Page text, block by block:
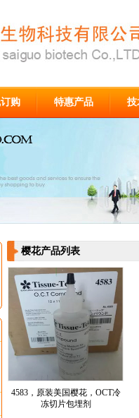
购 特惠产品 技
樱花产品列表
4583，原装美国樱花，OCT冷
冻切片包埋剂